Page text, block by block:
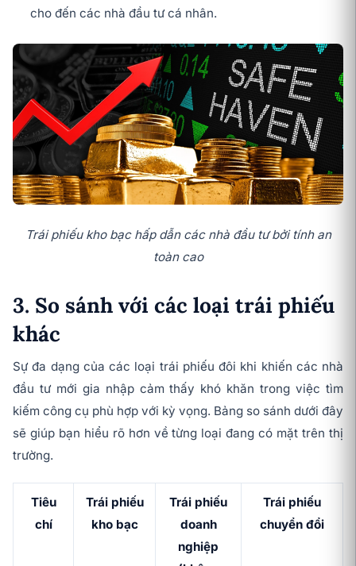
cho đến các nhà đầu tư cá nhân.
Trái phiếu kho bạc hấp dẫn các nhà đầu tư bởi tính an
toàn cao
3. So sánh với các loại trái phiếu
khác
Sự đa dạng của các loại trái phiếu đôi khi khiến các nhà
đầu tư mới gia nhập cảm thấy khó khăn trong việc tìm
kiếm công cụ phù hợp với kỳ vọng. Bảng so sánh dưới đây
sẽ giúp bạn hiểu rõ hơn về từng loại đang có mặt trên thị
trường.
Tiêu
chí
Trái phiếu
kho bạc
Trái phiếu
doanh
nghiệp
Trái phiếu
chuyển đổi